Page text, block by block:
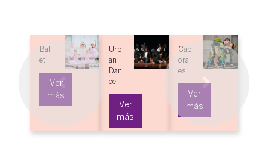
Dan
ce
Ver
Cap
oral
Ver
más
Rit
Ver
más
Previous